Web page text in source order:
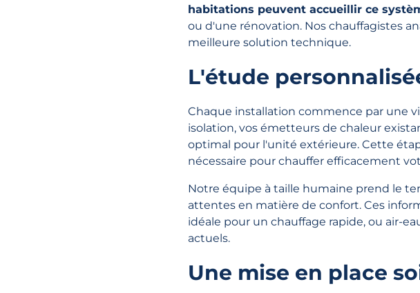
habitations peuvent accueillir ce
ou d'une rénovation. Nos chauffagistes
meilleure solution technique.
L'étude
Chaque installation commence par une
isolation, vos émetteurs de chaleur
optimal pour l'unité extérieure. Cette
nécessaire pour chauffer efficacement
Notre équipe à taille humaine prend le
attentes en matière de confort. Ces
idéale pour un chauffage rapide, ou air-
actuels.
Une mise en place